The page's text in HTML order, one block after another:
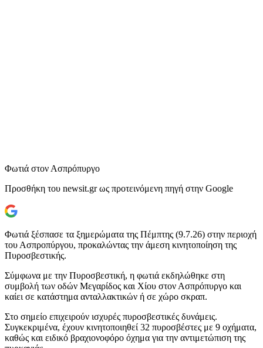
Φωτιά στον Ασπρόπυργο
Προσθήκη του newsit.gr ως προτεινόμενη πηγή στην Google
Φωτιά ξέσπασε τα ξημερώματα της Πέμπτης (9.7.26) στην περιοχή
του Ασπροπύργου, προκαλώντας την άμεση κινητοποίηση της
Πυροσβεστικής.
Σύμφωνα με την Πυροσβεστική, η φωτιά εκδηλώθηκε στη
συμβολή των οδών Μεγαρίδος και Χίου στον Ασπρόπυργο και
καίει σε κατάστημα ανταλλακτικών ή σε χώρο σκραπ.
Στο σημείο επιχειρούν ισχυρές πυροσβεστικές δυνάμεις.
Συγκεκριμένα, έχουν κινητοποιηθεί 32 πυροσβέστες με 9 οχήματα,
καθώς και ειδικό βραχιονοφόρο όχημα για την αντιμετώπιση της